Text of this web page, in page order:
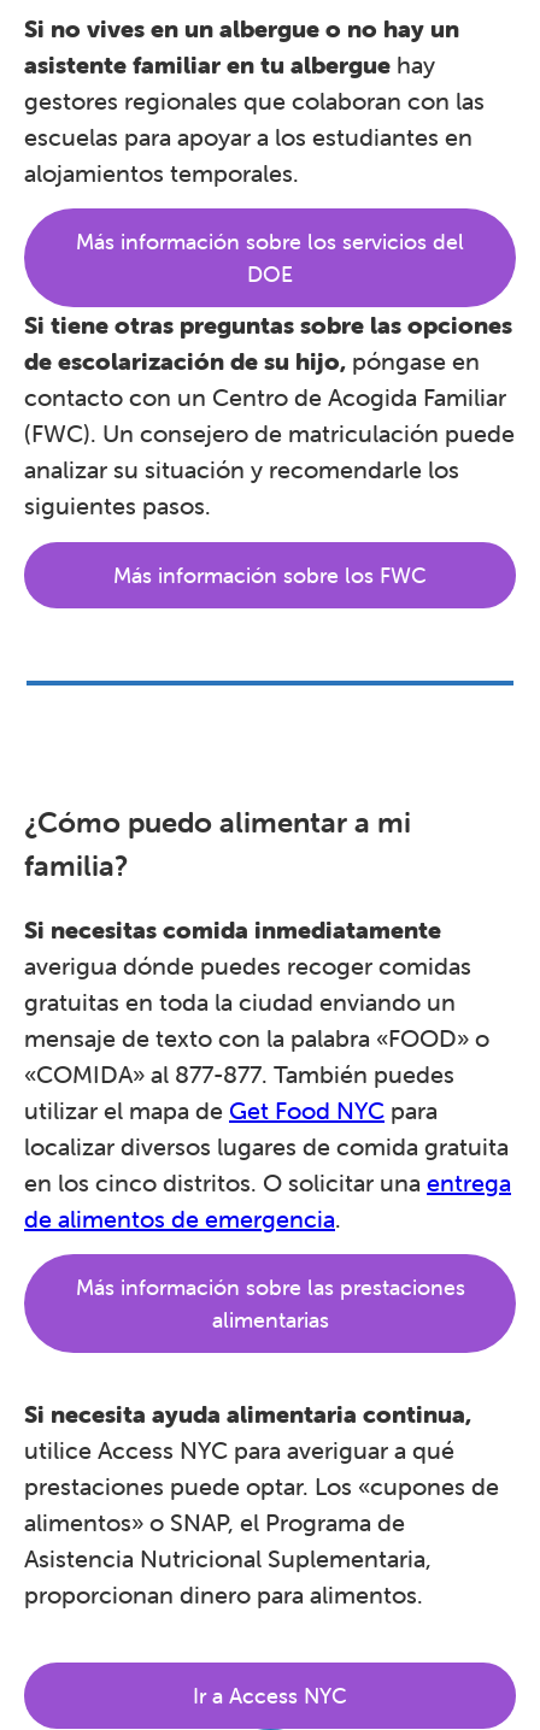
Si no vives en un albergue o no hay un
asistente familiar en tu albergue hay
gestores regionales que colaboran con las
escuelas para apoyar a los estudiantes en
alojamientos temporales.
Más información sobre los servicios del
DOE
Si tiene otras preguntas sobre las opciones
de escolarización de su hijo, póngase en
contacto con un Centro de Acogida Familiar
(FWC). Un consejero de matriculación puede
analizar su situación y recomendarle los
siguientes pasos.
Más información sobre los FWC
¿Cómo puedo alimentar a mi
familia?
Si necesitas comida inmediatamente
averigua dónde puedes recoger comidas
gratuitas en toda la ciudad enviando un
mensaje de texto con la palabra «FOOD» o
«COMIDA» al 877-877. También puedes
utilizar el mapa de Get Food NYC para
localizar diversos lugares de comida gratuita
en los cinco distritos. O solicitar una entrega
de alimentos de emergencia.
Más información sobre las prestaciones
alimentarias
Si necesita ayuda alimentaria continua,
utilice Access NYC para averiguar a qué
prestaciones puede optar. Los «cupones de
alimentos» o SNAP, el Programa de
Asistencia Nutricional Suplementaria,
proporcionan dinero para alimentos.
Ir a Access NYC